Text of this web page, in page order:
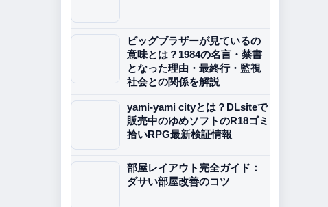
ビッグブラザーが見ているの
意味とは？1984の名言・禁書
となった理由・最終行・監視
社会との関係を解説
yami-yami cityとは？DLsiteで
販売中のゆめソフトのR18ゴミ
拾いRPG最新検証情報
部屋レイアウト完全ガイド：
ダサい部屋改善のコツ